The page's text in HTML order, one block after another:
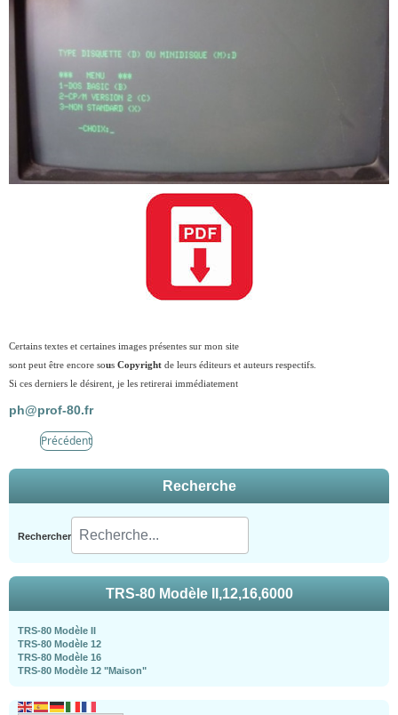
Certains textes et certaines images présentes sur mon site
sont peut être encore sous Copyright de leurs éditeurs et auteurs respectifs.
Si ces derniers le désirent, je les retirerai immédiatement
ph@prof-80.fr
Précédent
Recherche
Rechercher
TRS-80 Modèle II,12,16,6000
TRS-80 Modèle II
TRS-80 Modèle 12
TRS-80 Modèle 16
TRS-80 Modèle 12 "Maison"